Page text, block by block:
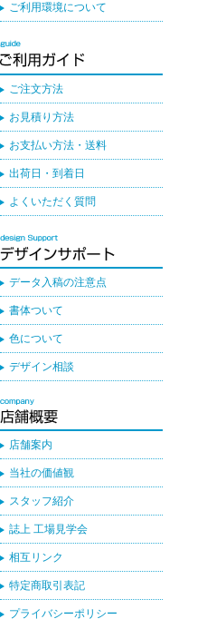
ご利用環境について
ご注文方法
お見積り方法
お支払い方法・送料
出荷日・到着日
よくいただく質問
データ入稿の注意点
書体ついて
色について
デザイン相談
店舗案内
当社の価値観
スタッフ紹介
誌上 工場見学会
相互リンク
特定商取引表記
プライバシーポリシー